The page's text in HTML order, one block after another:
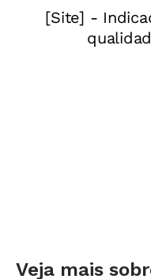
festejando na
Nota 10! Conheça
Veja mais